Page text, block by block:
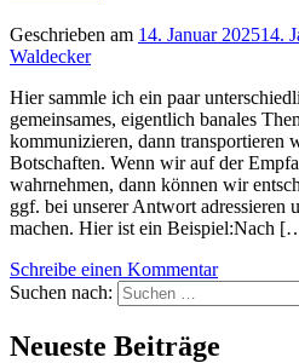
Geschrieben am 14. Januar 202514.
Waldecker
Hier sammle ich ein paar
gemeinsames, eigentlich banales
kommunizieren, dann transportieren
Botschaften. Wenn wir auf der
wahrnehmen, dann können wir
ggf. bei unserer Antwort
machen. Hier ist ein Beispiel:Nach
Schreibe einen Kommentar
Suchen nach:
Neueste Beiträge